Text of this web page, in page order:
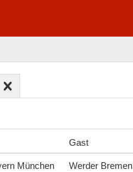
Gast
München Werder Bremen